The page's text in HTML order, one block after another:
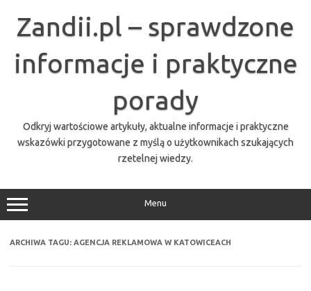
treściZandii.pl – sprawdzone
informacje i praktyczne
porady
Odkryj wartościowe artykuły, aktualne informacje i praktyczne
wskazówki przygotowane z myślą o użytkownikach szukających
rzetelnej wiedzy.
Menu
ARCHIWA TAGU: AGENCJA REKLAMOWA W KATOWICEACH